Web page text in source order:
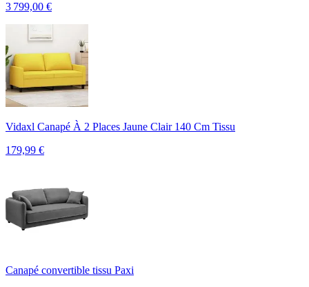
3 799,00 €
Vidaxl Canapé À 2 Places Jaune Clair 140 Cm Tissu
179,99 €
Canapé convertible tissu Paxi